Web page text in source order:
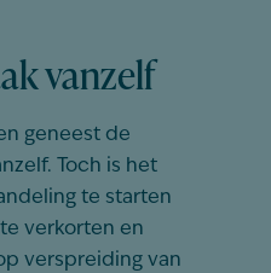
vanzelf
geneest de
Toch is het
te starten
verkorten en
verspreiding van